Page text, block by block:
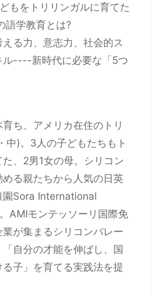
もをトリリンガルに育てた
語学教育とは?
える力、意志力、社会的ス
ル----新時代に必要な「5つ
ち、アメリカ在住のトリ
中)。3人の子どもたちもト
た、2男1女の母。シリコン
る親たちから人気の日英
園Sora International
AMIモンテッソーリ国際免
が集まるシリコンバレー
自分の才能を伸ばし、国
子」を育てる実践法を提